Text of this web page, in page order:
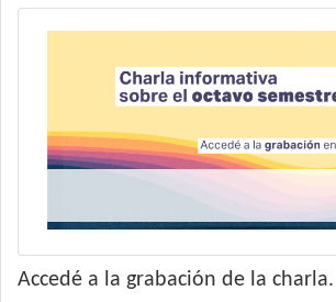
Accedé a la grabación de la charla.